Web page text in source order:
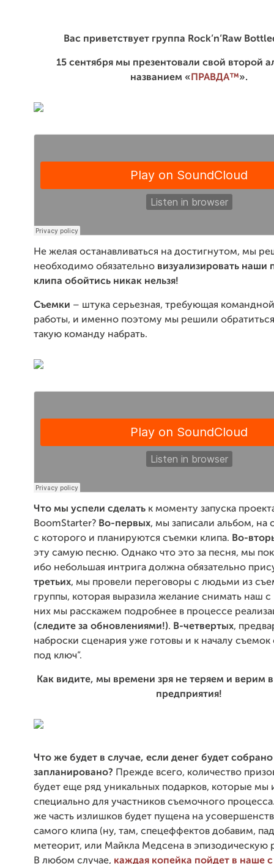
Вас приветствует группа Rock’n’Raw
15 сентября мы презентовали свой второй
названием « ПРАВДА™».
Не желая останавливаться на достигнутом, мы
необходимо обязательно визуализировать наши
клипа обойтись никак нельзя!
Съемки – штука серьезная, требующая
работы, и именно поэтому мы решили
такую команду набрать.
Что мы успели сделать к моменту запуска
BoomStarter? Во-первых, мы записали альбом, на
с которого и планируются съемки клипа. Во-
эту самую песню. Однако что это за песня, мы
ибо небольшая интрига должна обязательно
третьих, мы провели переговоры с людьми из
группы, которая выразила желание снимать наш с
них мы расскажем подробнее в процессе
(следите за обновлениями!). В-четвертых,
наброски сценария уже готовы и к началу съемок
под ключ”.
Как видите, мы времени зря не теряем и верим
предприятия!
Что же будет в случае, если денег будет
запланировано? Прежде всего, количество
будет еще ряд уникальных подарков, которые мы
специально для участников съемочного
же часть излишков будет пущена на
самого клипа (ну, там, спецеффектов добавим,
метеорит, или Майкла Медсена в эпизодическую
В любом случае, каждая копейка пойдет в наше